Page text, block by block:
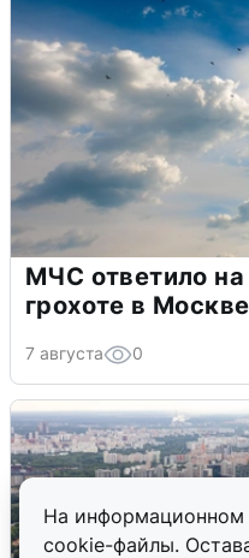
На информационном
cookie-файлы.
МЧС ответило
грохоте в Москве
7 августа 0